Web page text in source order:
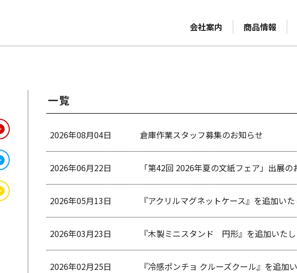
会社案内 商品情報
一覧
2026年08月04日 倉庫作業スタッフ募集のお知らせ
2026年06月22日 「第42回 2026年夏の文紙フェア」出展の
2026年05月13日 『アクリルマグネットケース』を追加い
2026年03月23日 『木製ミニスタンド 円形』を追加いた
2026年02月25日 『冷感ポンチョ クルーズクール』を追加